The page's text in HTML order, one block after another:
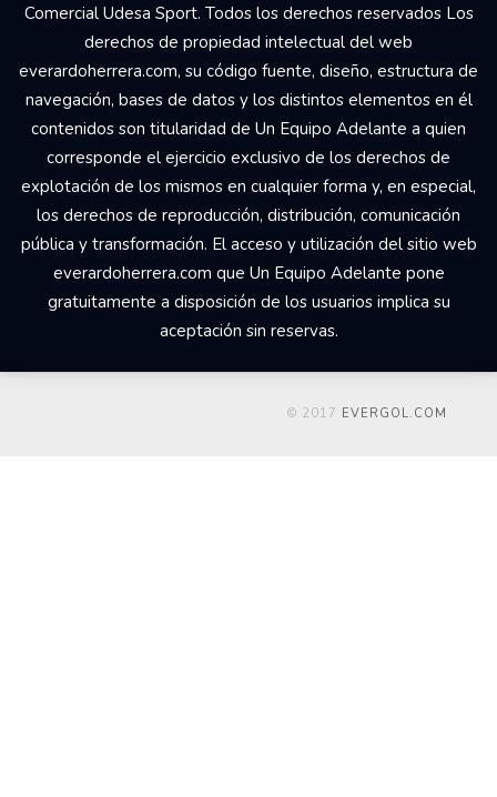
Comercial Udesa Sport. Todos los derechos reservados Los
derechos de propiedad intelectual del web
everardoherrera.com, su código fuente, diseño, estructura de
navegación, bases de datos y los distintos elementos en él
contenidos son titularidad de Un Equipo Adelante a quien
corresponde el ejercicio exclusivo de los derechos de
explotación de los mismos en cualquier forma y, en especial,
los derechos de reproducción, distribución, comunicación
pública y transformación. El acceso y utilización del sitio web
everardoherrera.com que Un Equipo Adelante pone
gratuitamente a disposición de los usuarios implica su
aceptación sin reservas.
© 2017 EVERGOL.COM